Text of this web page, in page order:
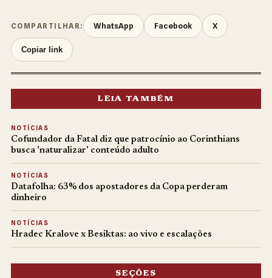
COMPARTILHAR: WhatsApp Facebook X
Copiar link
LEIA TAMBÉM
NOTÍCIAS
Cofundador da Fatal diz que patrocínio ao Corinthians
busca 'naturalizar' conteúdo adulto
NOTÍCIAS
Datafolha: 63% dos apostadores da Copa perderam
dinheiro
NOTÍCIAS
Hradec Kralove x Besiktas: ao vivo e escalações
SEÇÕES